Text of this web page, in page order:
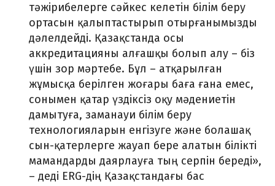
тәжірибелерге сәйкес келетін білім беру
ортасын қалыптастырып отырғанымызды
дәлелдейді. Қазақстанда осы
аккредитацияны алғашқы болып алу – біз
үшін зор мәртебе. Бұл – атқарылған
жұмысқа берілген жоғары баға ғана емес,
сонымен қатар үздіксіз оқу мәдениетін
дамытуға, заманауи білім беру
технологияларын енгізуге және болашақ
сын-қатерлерге жауап бере алатын білікті
мамандарды даярлауға тың серпін береді»,
– деді ERG-дің Қазақстандағы бас